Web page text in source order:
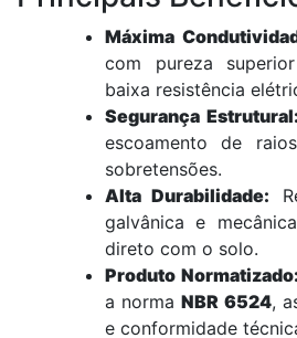
Máxima
com pureza
baixa resistência
Segurança Estrutural:
escoamento de
sobretensões.
Alta Durabilidade:
galvânica e
direto com o solo.
Produto Normatizado:
a normaNBR 6524,
e conformidade